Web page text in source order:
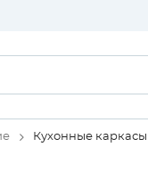
Кухонные каркасы